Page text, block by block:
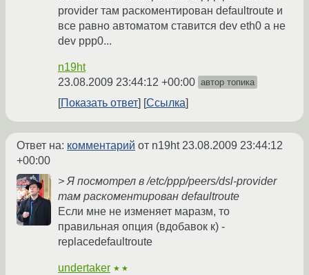
provider там раскоментирован defaultroute и
все равно автоматом ставится dev eth0 а не
dev ppp0...
n19ht
23.08.2009 23:44:12 +00:00 автор топика
Показать ответ Ссылка
Ответ на: комментарий от n19ht23.08.2009 23:44:12
+00:00
> Я посмотрел в /etc/ppp/peers/dsl-provider
там раскоментирован defaultroute
Если мне не изменяет маразм, то
правильная опция (вдобавок к) -
replacedefaultroute
undertaker ★★